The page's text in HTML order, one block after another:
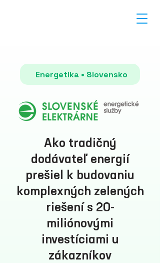
Energetika • Slovensko
Ako tradičný
dodávateľ energií
prešiel k budovaniu
komplexných zelených
riešení s 20-
miliónovými
investíciami u
zákazníkov